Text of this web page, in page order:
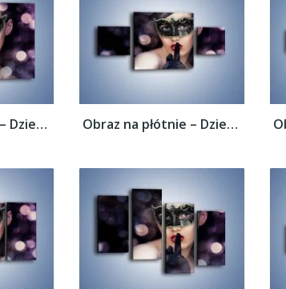
Obraz na płótnie – Dziewczyna w czarnej... Obraz na płótnie – Dziewczyna w czarnej...